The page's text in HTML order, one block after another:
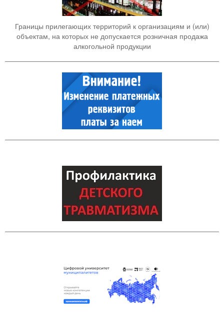
Границы прилегающих территорий к организациям и (или)
объектам, на которых не допускается розничная продажа
алкогольной продукции